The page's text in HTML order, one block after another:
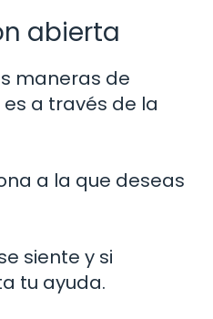
abierta
maneras de
a través de la
a la que deseas
siente y si
tu ayuda.